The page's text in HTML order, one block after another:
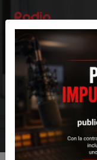
Radio